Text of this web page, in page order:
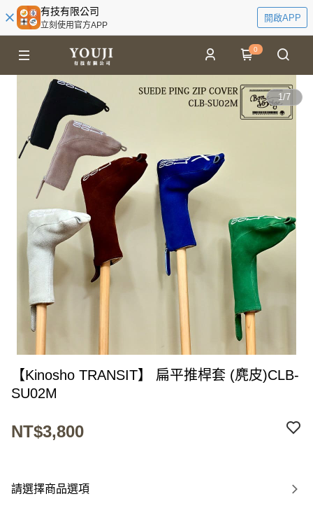
有技有限公司
立刻使用官方APP
開啟APP
0
1/7
【Kinosho TRANSIT】 扁平推桿套 (麂皮)CLB-
SU02M
NT$3,800
請選擇商品選項